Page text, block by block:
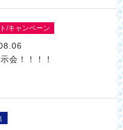
/キャンペーン
会！！！！